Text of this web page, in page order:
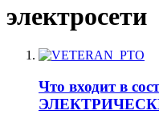
электросети
Что входит в